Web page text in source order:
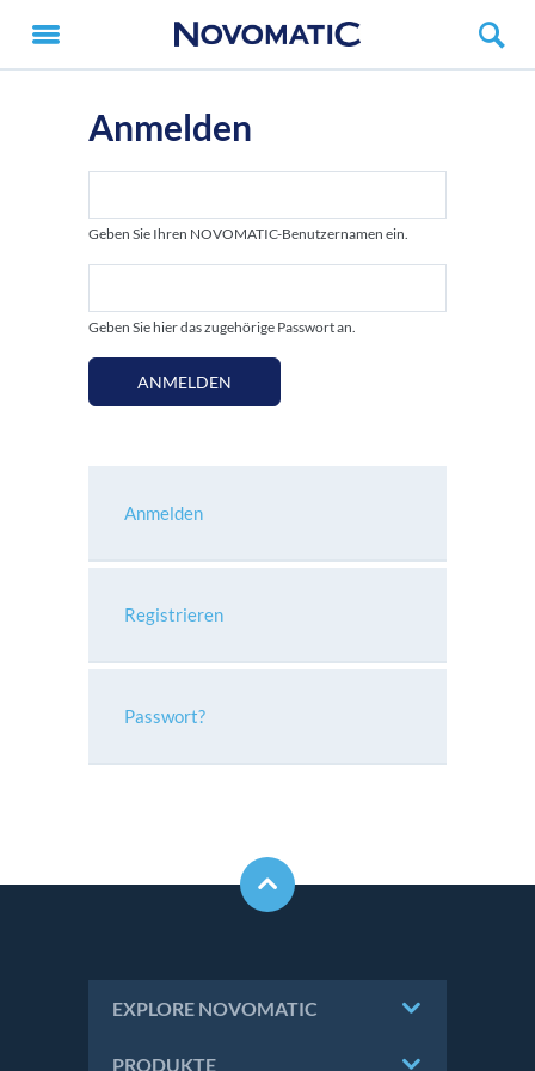
Anmelden
Geben Sie Ihren NOVOMATIC-Benutzernamen ein.
Geben Sie hier das zugehörige Passwort an.
ANMELDEN
Anmelden
Registrieren
Passwort?
EXPLORE NOVOMATIC
PRODUKTE